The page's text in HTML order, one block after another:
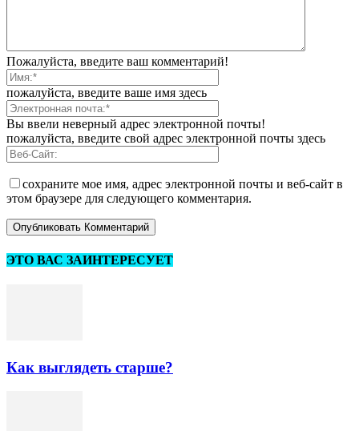
Пожалуйста, введите ваш комментарий!
пожалуйста, введите ваше имя здесь
Вы ввели неверный адрес электронной почты!
пожалуйста, введите свой адрес электронной почты здесь
сохраните мое имя, адрес электронной почты и веб-сайт в
этом браузере для следующего комментария.
ЭТО ВАС ЗАИНТЕРЕСУЕТ
Как выглядеть старше?